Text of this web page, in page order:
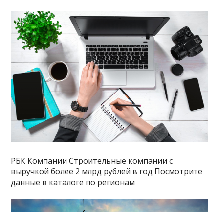
РБК Компании Строительные компании с
выручкой более 2 млрд рублей в год Посмотрите
данные в каталоге по регионам